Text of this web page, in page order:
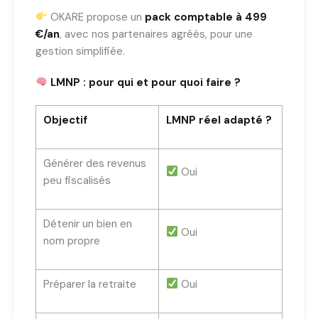
OKARE propose un pack comptable à 499
€/an, avec nos partenaires agréés, pour une
gestion simplifiée.
LMNP : pour qui et pour quoi faire ?
Objectif LMNP réel adapté ?
Générer des revenus
peu fiscalisés
Oui
Détenir un bien en
nom propre
Oui
Préparer la retraite Oui